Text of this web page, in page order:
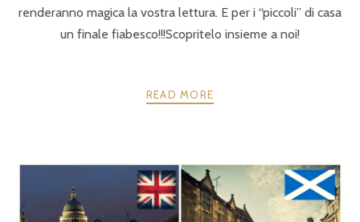
renderanno magica la vostra lettura. E per i “piccoli” di casa
un finale fiabesco!!!Scopritelo insieme a noi!
READ MORE